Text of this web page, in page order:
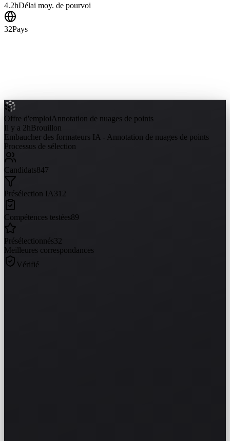
4.2hDélai moy. de pourvoi
32Pays
Offre d'emploiAnnotation de nuages de points
Il y a 2hBrouillon
Embaucher des formateurs IA - Annotation de nuages de points
Processus de sélection
Candidats847
Présélection IA312
Compétences testées89
Présélectionnés32
Meilleures correspondances
Vérifié